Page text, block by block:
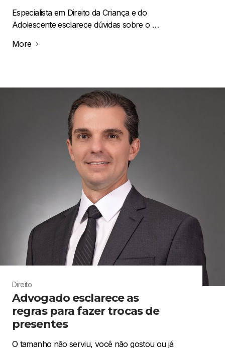
Especialista em Direito da Criança e do
Adolescente esclarece dúvidas sobre o …
More
Direito
Advogado esclarece as
regras para fazer trocas de
presentes
O tamanho não serviu, você não gostou ou já